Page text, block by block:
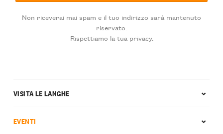
Non riceverai mai spam e il tuo indirizzo sarà mantenuto
riservato.
Rispettiamo la tua privacy.
VISITA LE LANGHE
EVENTI